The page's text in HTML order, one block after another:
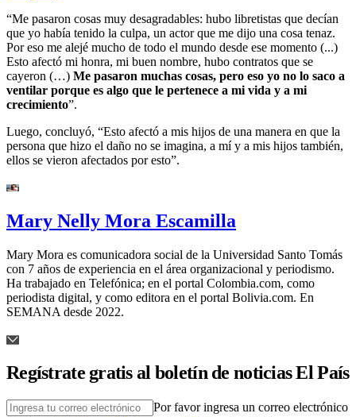
“Me pasaron cosas muy desagradables: hubo libretistas que decían
que yo había tenido la culpa, un actor que me dijo una cosa tenaz.
Por eso me alejé mucho de todo el mundo desde ese momento (...)
Esto afectó mi honra, mi buen nombre, hubo contratos que se
cayeron (…) Me pasaron muchas cosas, pero eso yo no lo saco a
ventilar porque es algo que le pertenece a mi vida y a mi
crecimiento”.
Luego, concluyó, “Esto afectó a mis hijos de una manera en que la
persona que hizo el daño no se imagina, a mí y a mis hijos también,
ellos se vieron afectados por esto”.
Mary Nelly Mora Escamilla
Mary Mora es comunicadora social de la Universidad Santo Tomás
con 7 años de experiencia en el área organizacional y periodismo.
Ha trabajado en Telefónica; en el portal Colombia.com, como
periodista digital, y como editora en el portal Bolivia.com. En
SEMANA desde 2022.
Regístrate gratis al boletín de noticias El País
Por favor ingresa un correo electrónico